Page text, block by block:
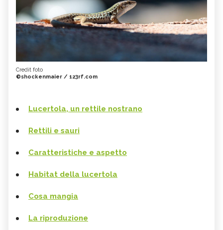
Credit foto
©shockenmaier / 123rf.com
Lucertola, un rettile nostrano
Rettili e sauri
Caratteristiche e aspetto
Habitat della lucertola
Cosa mangia
La riproduzione